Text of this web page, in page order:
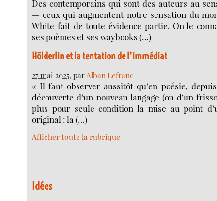
Des contemporains qui sont des auteurs au
— ceux qui augmentent notre sensation du
White fait de toute évidence partie. On le
ses poèmes et ses waybooks (…)
Hölderlin et la tentation de l’immédiat
27 mai 2025, parAlban Lefranc
« Il faut observer aussitôt qu‘en poésie,
découverte d‘un nouveau langage (ou d‘un
plus pour seule condition la mise au point
original : la (…)
Afficher toute la rubrique
Idées